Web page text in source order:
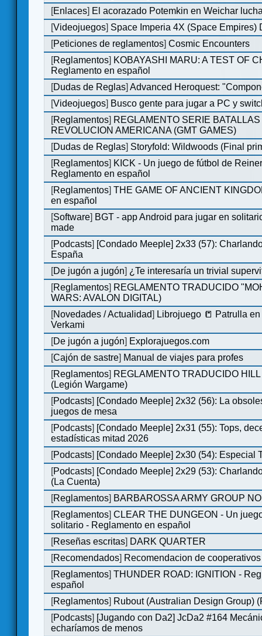
[Enlaces] El acorazado Potemkin en Weichar
[Videojuegos] Space Imperia 4X (Space Empires)
[Peticiones de reglamentos]Cosmic Encounters
[Reglamentos] KOBAYASHI MARU: A TEST OF
Reglamento en español
[Dudas de Reglas]Advanced Heroquest:
[Videojuegos] Busco gente para jugar a PC y
[Reglamentos] REGLAMENTO SERIE
REVOLUCION AMERICANA (GMT GAMES)
[Dudas de Reglas] Storyfold: Wildwoods (Final
[Reglamentos] KICK - Un juego de fútbol de
Reglamento en español
[Reglamentos]THE GAME OF ANCIENT
en español
[Software] BGT - app Android para jugar en
made
[Podcasts] [Condado Meeple] 2x33 (57):
España
[De jugón a jugón] ¿Te interesaría un trivial
[Reglamentos] REGLAMENTO TRADUCIDO
WARS: AVALON DIGITAL)
[Novedades / Actualidad] Librojuego 📒 Patrulla
Verkami
[De jugón a jugón] Explorajuegos.com
[Cajón de sastre] Manual de viajes para profes
[Reglamentos] REGLAMENTO TRADUCIDO
(Legión Wargame)
[Podcasts] [Condado Meeple] 2x32 (56): La
juegos de mesa
[Podcasts] [Condado Meeple] 2x31 (55): Tops,
estadísticas mitad 2026
[Podcasts] [Condado Meeple] 2x30 (54): Especial
[Podcasts] [Condado Meeple] 2x29 (53):
(La Cuenta)
[Reglamentos] BARBAROSSA ARMY GROUP
[Reglamentos]CLEAR THE DUNGEON - Un
solitario - Reglamento en español
[Reseñas escritas] DARK QUARTER
[Recomendados] Recomendacion de
[Reglamentos]THUNDER ROAD: IGNITION -
español
[Reglamentos] Rubout (Australian Design Group)
[Podcasts] [Jugando con Da2] JcDa2 #164
echaríamos de menos